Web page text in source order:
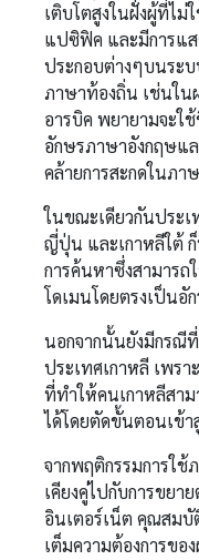
เติบโตสูงในฝั่งผู้ที่ไม่
แปซิฟิค และมีการแ
ประกอบต่างๆบนระ
ภาษาท้องถิ่น เช่นใน
อารบิค พยายามจะใ
อักษรภาษาอังกฤษแ
คล้ายการสะกดในภา
ในขณะเดียวกันประ
ญี่ปุ่น และเกาหลีใต้ ก็
การค้นหาซึ่งสามาร
โดเมนโดยตรงเป็นอัก
นอกจากนั้นยังมีกรณี
ประเทศเกาหลี เพร
ที่ทำให้คนเกาหลีสา
ได้โดยตัดขั้นตอนเข้
จากพฤติกรรมการใ
เคียงคู่ไปกับการขยา
อินเตอร์เน็ต คุณสมบั
เต็มความต้องการขอ